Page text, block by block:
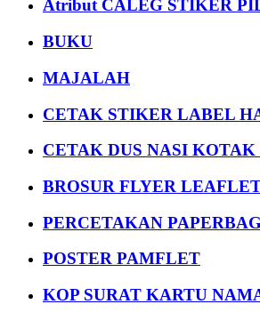
Atribut CALEG STIKER
BUKU
MAJALAH
CETAK STIKER LABEL
CETAK DUS NASI
BROSUR FLYER
PERCETAKAN
POSTER PAMFLET
KOP SURAT KARTU